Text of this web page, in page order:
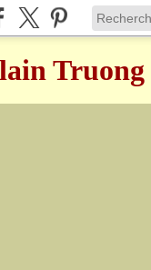
Truong